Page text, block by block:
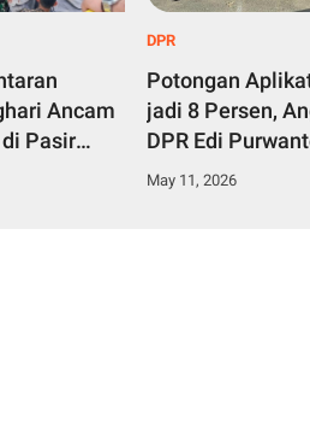
Ancam
Pasir
DPR
Potongan
jadi 8 Persen,
DPR Edi
Syukuran
May 11, 2026